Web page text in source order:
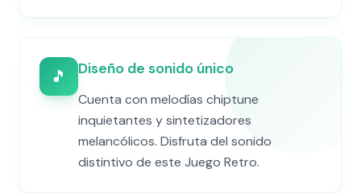
🎵 Diseño de sonido único
Cuenta con melodías chiptune
inquietantes y sintetizadores
melancólicos. Disfruta del sonido
distintivo de este Juego Retro.